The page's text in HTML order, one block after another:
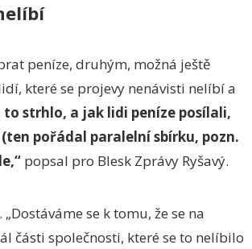
peníze, druhým, možná ještě
které se projevy nenávisti nelíbí a
strhlo, a jak lidi peníze posílali,
pořádal paralelní sbírku, pozn.
popsal pro Blesk Zprávy Ryšavý.
se k tomu, že se na
části společnosti, které se to nelíbilo